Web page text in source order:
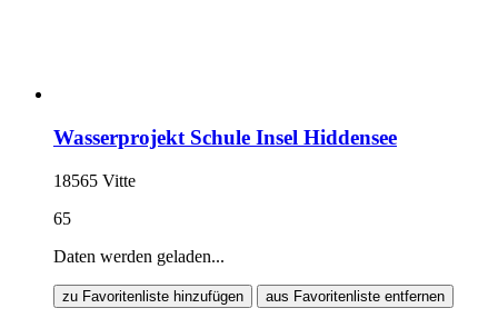
Wasserprojekt Schule Insel Hiddensee
18565 Vitte
65
Daten werden geladen...
zu Favoritenliste hinzufügen aus Favoritenliste entfernen